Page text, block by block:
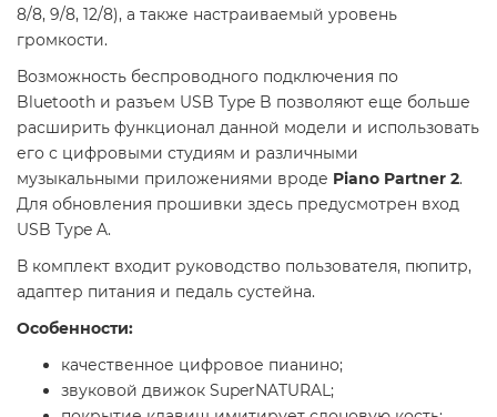
8/8, 9/8, 12/8), а также настраиваемый уровень
громкости.
Возможность беспроводного подключения по
Bluetooth и разъем USB Type B позволяют еще больше
расширить функционал данной модели и использовать
его с цифровыми студиям и различными
музыкальными приложениями вроде Piano Partner 2.
Для обновления прошивки здесь предусмотрен вход
USB Type A.
В комплект входит руководство пользователя, пюпитр,
адаптер питания и педаль сустейна.
Особенности:
качественное цифровое пианино;
звуковой движок SuperNATURAL;